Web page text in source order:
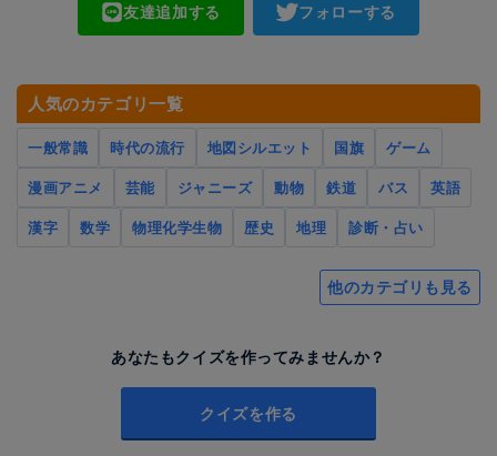
友達追加する フォローする
人気のカテゴリ一覧
一般常識 時代の流行 地図シルエット 国旗
ゲーム
漫画アニメ
芸能 ジャニーズ 動物 鉄道 バス
英語
漢字
数学 物理化学生物 歴史 地理 診断・占い
他のカテゴリも見る
あなたもクイズを作ってみませんか？
クイズを作る